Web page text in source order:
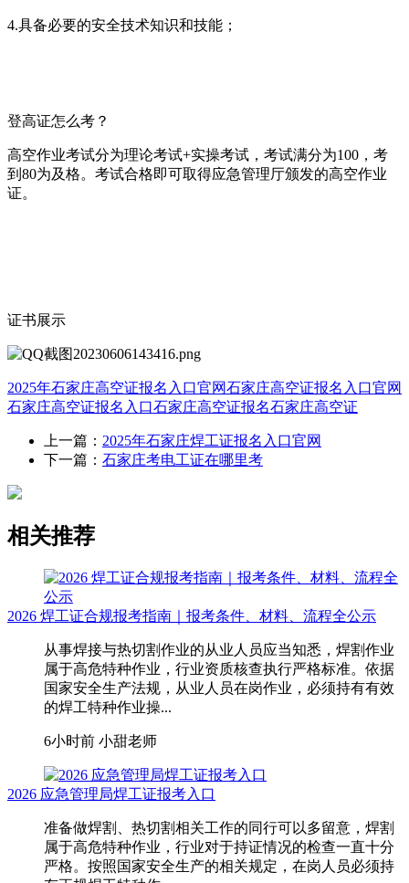
4.具备必要的安全技术知识和技能；
登高证怎么考？
高空作业考试分为理论考试+实操考试，考试满分为100，考
到80为及格。考试合格即可取得应急管理厅颁发的高空作业
证。
证书展示
2025年石家庄高空证报名入口官网石家庄高空证报名入口官网
石家庄高空证报名入口石家庄高空证报名石家庄高空证
上一篇： 2025年石家庄焊工证报名入口官网
下一篇： 石家庄考电工证在哪里考
相关推荐
2026 焊工证合规报考指南｜报考条件、材料、流程全公示
从事焊接与热切割作业的从业人员应当知悉，焊割作业
属于高危特种作业，行业资质核查执行严格标准。依据
国家安全生产法规，从业人员在岗作业，必须持有有效
的焊工特种作业操...
6小时前 小甜老师
2026 应急管理局焊工证报考入口
准备做焊割、热切割相关工作的同行可以多留意，焊割
属于高危特种作业，行业对于持证情况的检查一直十分
严格。按照国家安全生产的相关规定，在岗人员必须持